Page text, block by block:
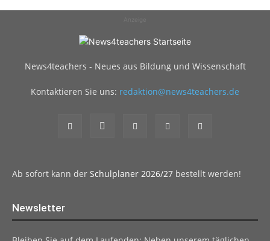
News4teachers - Neues aus Bildung und Wissenschaft
Kontaktieren Sie uns: redaktion@news4teachers.de
Ab sofort kann der Schulplaner 2026/27 bestellt werden!
Newsletter